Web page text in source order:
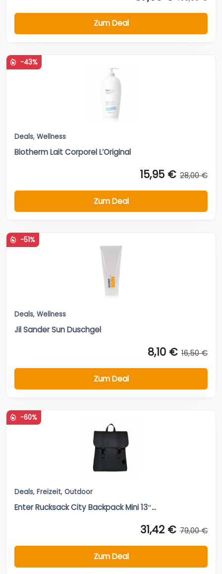
Zum Deal
-43%
Deals, Wellness
Biotherm Lait Corporel L’Original
15,95 € 28,00 €
Zum Deal
-51%
Deals, Wellness
Jil Sander Sun Duschgel
8,10 € 16,50 €
Zum Deal
-60%
Deals, Freizeit, Outdoor
Enter Rucksack City Backpack Mini 13″...
31,42 € 79,00 €
Zum Deal